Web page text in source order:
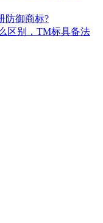
防御商标?
区别，TM标具备法